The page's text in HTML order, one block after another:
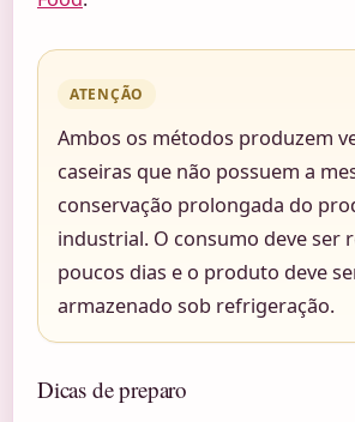
ATENÇÃO
Ambos os métodos produzem
caseiras que não possuem a
conservação prolongada do
industrial. O consumo deve ser
poucos dias e o produto deve
armazenado sob refrigeração.
Dicas de preparo